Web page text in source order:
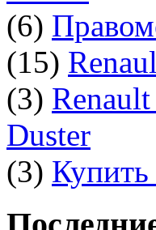
(6)
(15)
(3)
Duster
(3) Купить